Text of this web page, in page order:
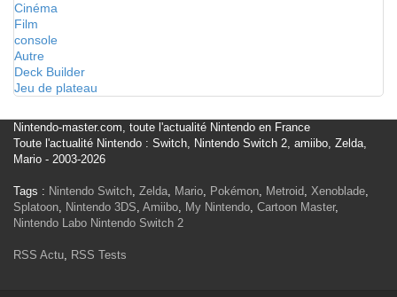
Cinéma
Film
console
Autre
Deck Builder
Jeu de plateau
Nintendo-master.com, toute l'actualité Nintendo en France
Toute l'actualité Nintendo : Switch, Nintendo Switch 2, amiibo, Zelda,
Mario - 2003-2026
Tags : Nintendo Switch, Zelda, Mario, Pokémon, Metroid, Xenoblade,
Splatoon, Nintendo 3DS, Amiibo, My Nintendo, Cartoon Master,
Nintendo Labo Nintendo Switch 2
RSS Actu, RSS Tests